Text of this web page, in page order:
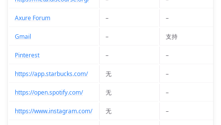
Axure Forum – –
Gmail – 支持
Pinterest – –
https://app.starbucks.com/ 无 –
https://open.spotify.com/ 无 –
https://www.instagram.com/ 无 –